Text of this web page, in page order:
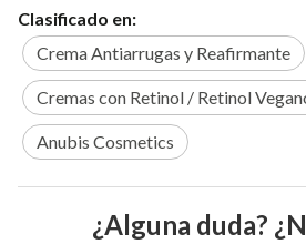
Clasificado en:
Crema Antiarrugas y Reafirmante
Cremas con Retinol / Retinol
Anubis Cosmetics
¿Alguna duda?